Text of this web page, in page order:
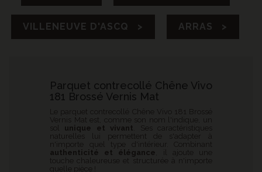
VILLENEUVE D'ASCQ > ARRAS >
Parquet contrecollé Chêne Vivo
181 Brossé Vernis Mat
Le parquet contrecollé Chêne Vivo 181 Brossé
Vernis Mat est, comme son nom l'indique, un
unique et vivant . Ses caractéristiques
naturelles lui permettent de s'adapter à
n'importe quel type d'intérieur. Combinant
authenticité et élégance , il ajoute une
touche chaleureuse et structurée à n'importe